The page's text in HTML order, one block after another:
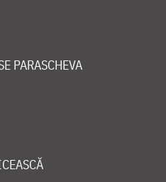
PARASCHEVA